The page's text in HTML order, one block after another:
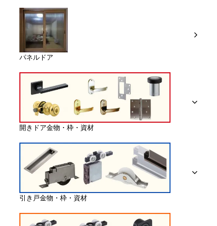
パネルドア
開きドア金物・枠・資材
引き戸金物・枠・資材